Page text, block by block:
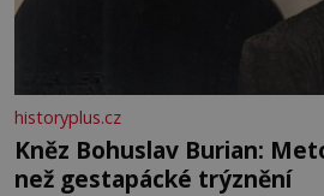
historyplus.cz
Kněz Bohuslav Burian:
než gestapácké trýznění